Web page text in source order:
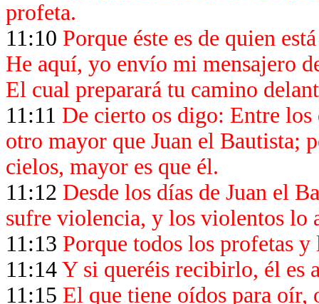
profeta.
11:10 Porque éste es de quien
He aquí, yo envío mi mensajero
El cual preparará tu camino
11:11 De cierto os digo: Entre los
otro mayor que Juan el Bautista;
cielos, mayor es que él.
11:12 Desde los días de Juan el
sufre violencia, y los violentos lo
11:13 Porque todos los profetas
11:14 Y si queréis recibirlo, él es
11:15 El que tiene oídos para oír,